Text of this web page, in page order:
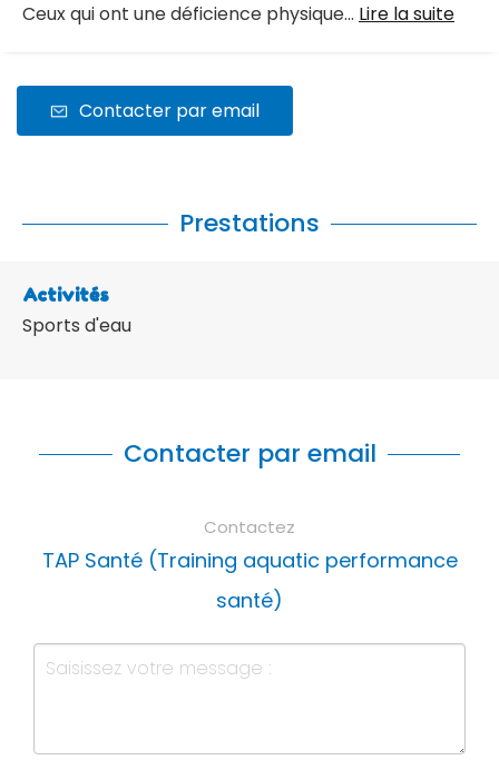
Ceux qui ont une déficience physique... Lire la suite
Contacter par email
Prestations
Activités
Sports d'eau
Contacter par email
Contactez
TAP Santé (Training aquatic performance
santé)